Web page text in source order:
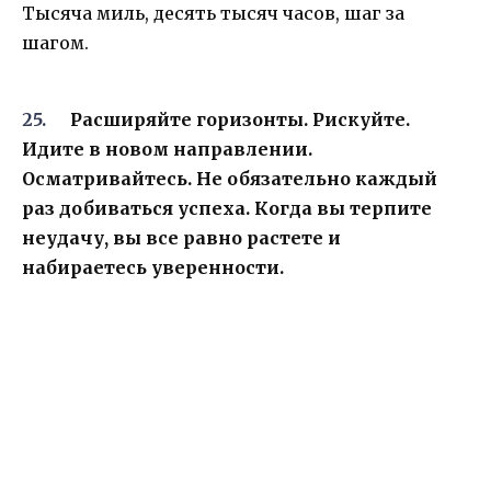
Тысяча миль, десять тысяч часов, шаг за
шагом.
Расширяйте горизонты. Рискуйте.
Идите в новом направлении.
Осматривайтесь. Не обязательно каждый
раз добиваться успеха. Когда вы терпите
неудачу, вы все равно растете и
набираетесь уверенности.